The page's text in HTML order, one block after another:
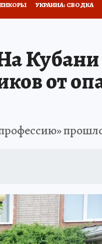
УКРАИНА: СВОДКА
Кубани
от